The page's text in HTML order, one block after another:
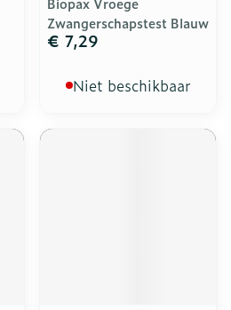
Zwangerschapstest Blauw
€ 7,29
Niet beschikbaar